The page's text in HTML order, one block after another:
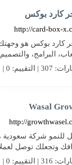
كارد بوكس
http://card-box-
كارد بوكس هو وجهتك
البرامج،
0 | المقيّمين: 0 | الدولة:
Wasal
http://
للنمو شركة سعودية
وتجعلك توصل
0 | المقيّمين: 0 | الدولة: